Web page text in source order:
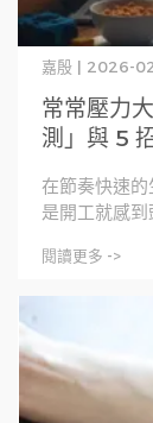
常常壓力
測」與 5
嘉殷 | 2026-
在節奏快速
是開工就感
閱讀更多 ->